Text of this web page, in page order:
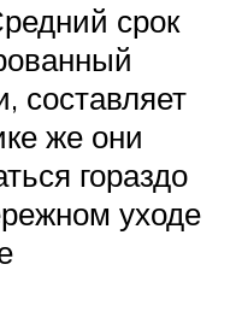
срок
составляет
же они
гораздо
уходе